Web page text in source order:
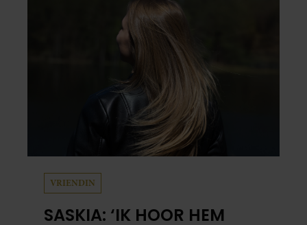
VRIENDIN
SASKIA: ‘IK HOOR HEM